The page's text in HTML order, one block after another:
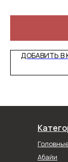
ДОБАВИТЬ В
Абайи